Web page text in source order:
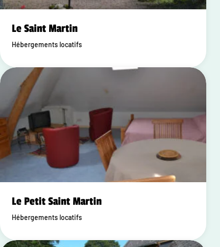
Le Saint Martin
Hébergements locatifs
Le Petit Saint Martin
Hébergements locatifs